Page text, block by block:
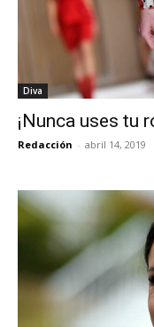
Diva
¡Nunca uses tu
Redacción - abril 14, 2019